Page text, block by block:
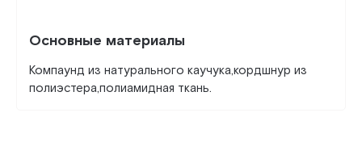
Основные материалы
Компаунд из натурального каучука,кордшнур из
полиэстера,полиамидная ткань.